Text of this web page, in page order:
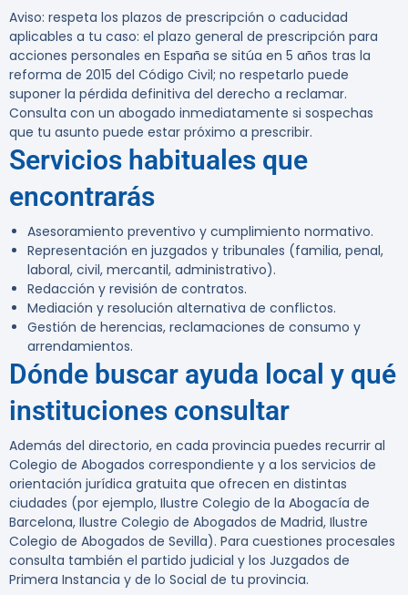
Aviso: respeta los plazos de prescripción o caducidad
aplicables a tu caso: el plazo general de prescripción para
acciones personales en España se sitúa en 5 años tras la
reforma de 2015 del Código Civil; no respetarlo puede
suponer la pérdida definitiva del derecho a reclamar.
Consulta con un abogado inmediatamente si sospechas
que tu asunto puede estar próximo a prescribir.
Servicios habituales que
encontrarás
Asesoramiento preventivo y cumplimiento normativo.
Representación en juzgados y tribunales (familia, penal,
laboral, civil, mercantil, administrativo).
Redacción y revisión de contratos.
Mediación y resolución alternativa de conflictos.
Gestión de herencias, reclamaciones de consumo y
arrendamientos.
Dónde buscar ayuda local y qué
instituciones consultar
Además del directorio, en cada provincia puedes recurrir al
Colegio de Abogados correspondiente y a los servicios de
orientación jurídica gratuita que ofrecen en distintas
ciudades (por ejemplo, Ilustre Colegio de la Abogacía de
Barcelona, Ilustre Colegio de Abogados de Madrid, Ilustre
Colegio de Abogados de Sevilla). Para cuestiones procesales
consulta también el partido judicial y los Juzgados de
Primera Instancia y de lo Social de tu provincia.